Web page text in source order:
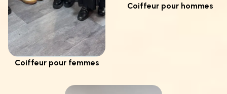
Coiffeur pour femmes
Coiffeur pour hommes